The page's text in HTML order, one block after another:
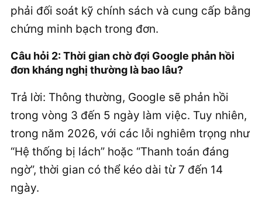
phải đối soát kỹ chính sách và cung cấp bằng
chứng minh bạch trong đơn.
Câu hỏi 2: Thời gian chờ đợi Google phản hồi
đơn kháng nghị thường là bao lâu?
Trả lời: Thông thường, Google sẽ phản hồi
trong vòng 3 đến 5 ngày làm việc. Tuy nhiên,
trong năm 2026, với các lỗi nghiêm trọng như
“Hệ thống bị lách” hoặc “Thanh toán đáng
ngờ”, thời gian có thể kéo dài từ 7 đến 14
ngày.